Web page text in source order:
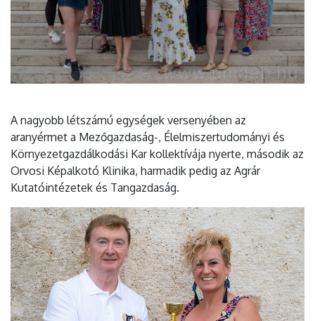
A nagyobb létszámú egységek versenyében az
aranyérmet a Mezőgazdaság-, Élelmiszertudományi és
Környezetgazdálkodási Kar kollektívája nyerte, második az
Orvosi Képalkotó Klinika, harmadik pedig az Agrár
Kutatóintézetek és Tangazdaság.